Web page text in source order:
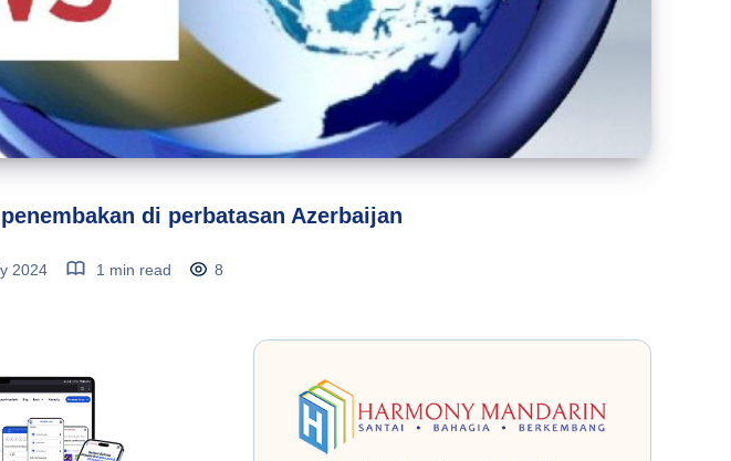
di perbatasan Azerbaijan
2024 1 min read 8